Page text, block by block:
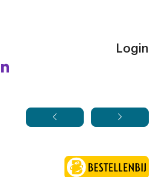
Login